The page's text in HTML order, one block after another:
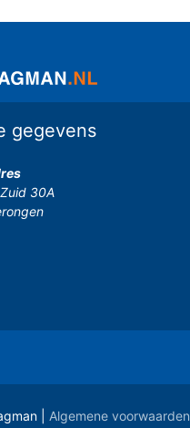
gegevens
30A
| Algemene voorwaarden